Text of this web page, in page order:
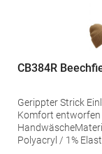
CB384R
Gerippter Strick Einlagig gestrickt Speziell für maximalen
Komfort entworfen Breite Bündchen Abreißetikett Pfegehinweis:
Polyacryl / 1%